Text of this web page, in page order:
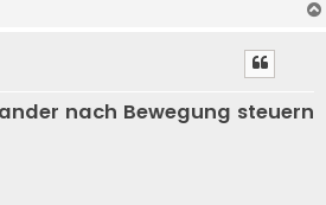
nach Bewegung steuern